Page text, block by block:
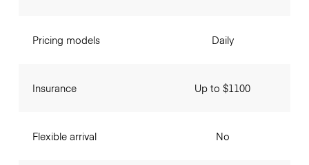
Pricing models
Insurance
Flexible arrival
Daily
Up to $1100
No